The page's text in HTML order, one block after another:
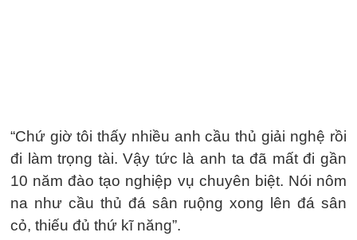
“Chứ giờ tôi thấy nhiều anh cầu thủ giải nghệ rồi
đi làm trọng tài. Vậy tức là anh ta đã mất đi gần
10 năm đào tạo nghiệp vụ chuyên biệt. Nói nôm
na như cầu thủ đá sân ruộng xong lên đá sân
cỏ, thiếu đủ thứ kĩ năng”.